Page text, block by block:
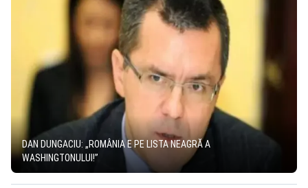
DAN DUNGACIU: „ROMÂNIA E PE LISTA NEAGRĂ A
WASHINGTONULUI!”